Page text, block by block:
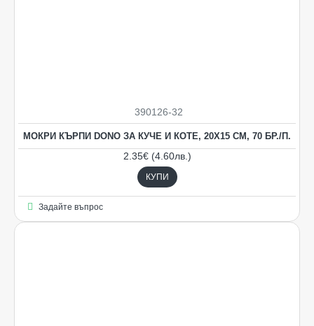
390126-32
МОКРИ КЪРПИ DONO ЗА КУЧЕ И КОТЕ, 20Х15 СМ, 70 БР./П.
2.35€ (4.60лв.)
КУПИ
Задайте въпрос